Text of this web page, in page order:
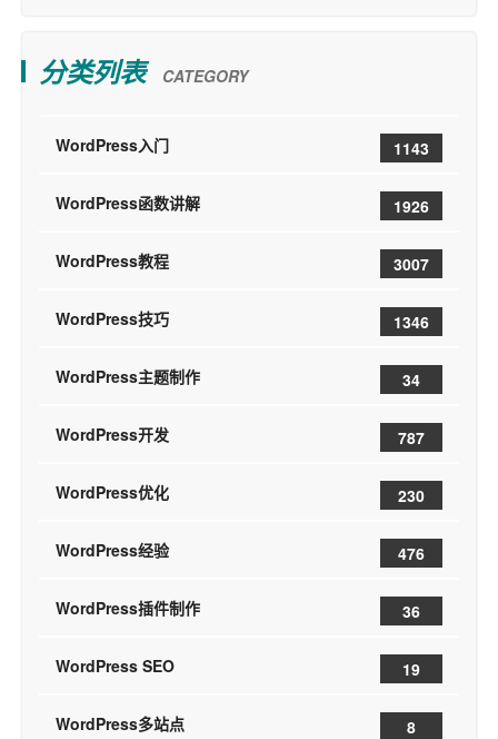
分类列表 CATEGORY
WordPress入门 1143
WordPress函数讲解 1926
WordPress教程 3007
WordPress技巧 1346
WordPress主题制作 34
WordPress开发 787
WordPress优化 230
WordPress经验 476
WordPress插件制作 36
WordPress SEO 19
WordPress多站点 8